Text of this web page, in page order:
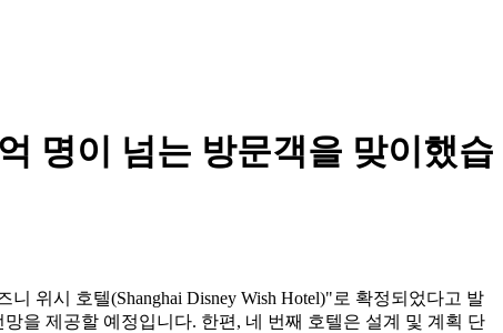
명이 넘는 방문객을 맞이했습
위시 호텔(Shanghai Disney Wish Hotel)"로 확정되었다고 발
을 제공할 예정입니다. 한편, 네 번째 호텔은 설계 및 계획 단